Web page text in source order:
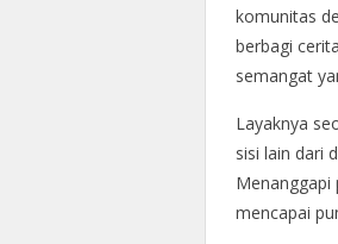
komunitas
berbagi
semangat
Layaknya
sisi lain dari
Menanggapi
mencapai